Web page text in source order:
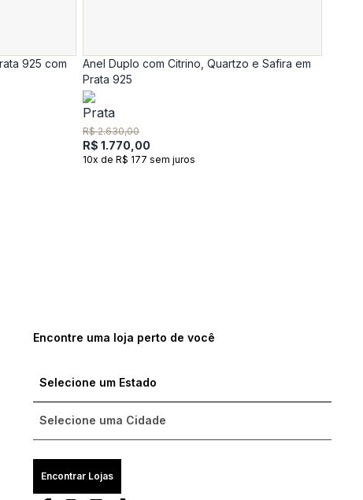
925 com
Anel Duplo com Citrino, Quartzo e Safira em
Prata 925
R$ 2.630,00
R$ 1.770,00
10x de R$ 177 sem juros
Encontre uma loja perto de você
Encontrar Lojas